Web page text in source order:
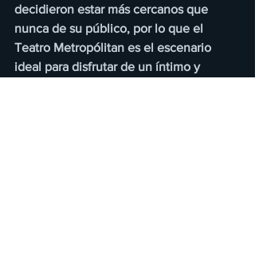
decidieron estar más cercanos que
nunca de su público, por lo que el
Teatro Metropólitan es el escenario
ideal para disfrutar de un íntimo y